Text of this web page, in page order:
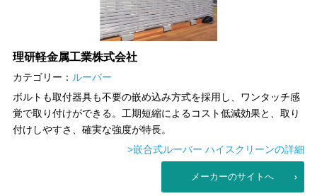
理研軽金属工業株式会社
カテゴリー： ルーバー
ボルトも取付器具も不要の嵌め込み方式を採用し、ワンタッチ感
覚で取り付けができる。工期短縮によるコスト低減効果と、取り
付けしやすさ、確実な強度が特長。
>嵌合式ルーバー ハイスクリーンの詳細
メーカーのサイトへ